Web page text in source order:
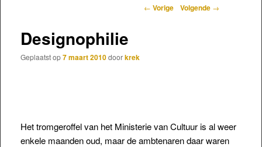
Berichtnavigatie
← Vorige Volgende →
Designophilie
Geplaatst op7 maart 2010doorkrek
Het tromgeroffel van het Ministerie van Cultuur is al weer
enkele maanden oud, maar de ambtenaren daar waren